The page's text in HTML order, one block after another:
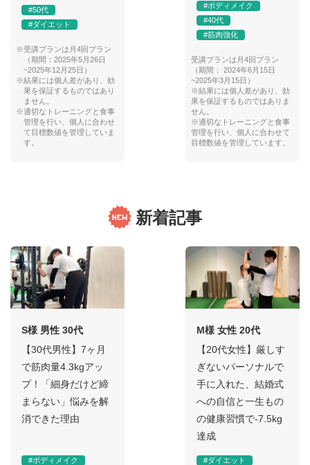
#50代
#ダイエット
※受講プランは月4回プラン
（期間：2025年5月26日
~2025年12月25日）
※結果には個人差があり、効
果を保証するものではあり
ません。
※適切なトレーニングと食事
管理を行い、個人に合わせ
て目標数値を管理していま
す。
#ボディメイク
#40代
#筋肉強化
受講プランは月4回プラン
（期間： 2024年6月15日
~2025年3月15日）
※結果には個人差があり、効
果を保証するものではありま
せん。
※適切なトレーニングと食事
管理を行い、個人に合わせて
目標数値を管理しています。
新着記事
S様 男性 30代
【30代男性】7ヶ月
で筋肉量4.3kgアッ
プ！「細身だけど締
まらない」悩みを解
消できた理由
#ボディメイク
M様 女性 20代
【20代女性】厳しす
ぎないパーソナルで
手に入れた、結婚式
への自信と一生もの
の健康習慣で-7.5kg
達成
#ダイエット